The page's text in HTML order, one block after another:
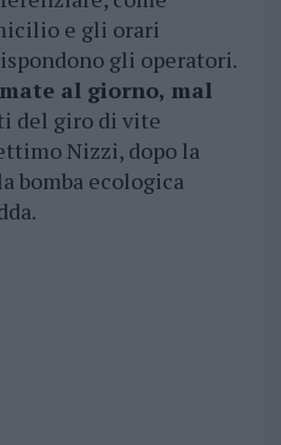
e gli orari
gli operatori.
al giorno, mal
del giro di vite
Nizzi, dopo la
bomba ecologica